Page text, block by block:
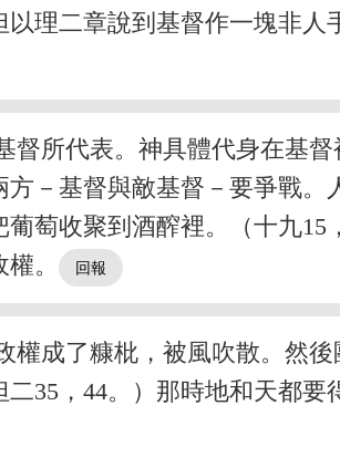
理二章說到基督作一塊非人
所代表。神具體代身在基督
－基督與敵基督－要爭戰。
萄收聚到酒醡裡。（十九15
。
成了糠枇，被風吹散。然
35，44。）那時地和天都要